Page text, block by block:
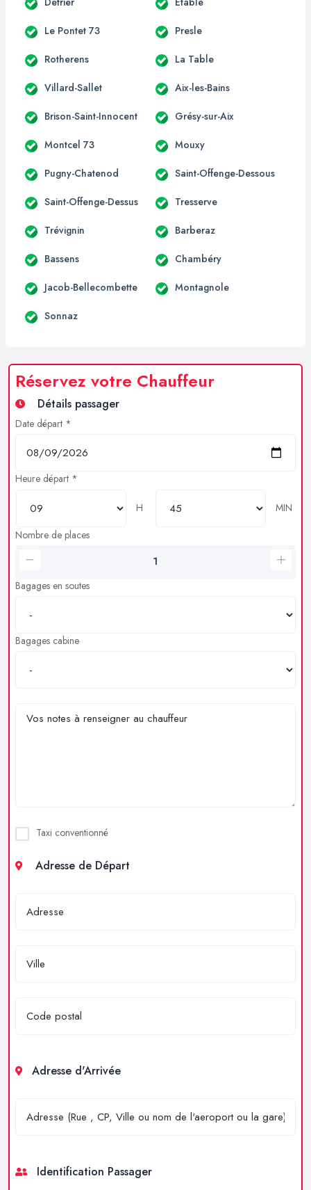
Le Pontet 73 Presle
Rotherens La Table
Villard-Sallet Aix-les-Bains
Brison-Saint-Innocent Grésy-sur-Aix
Montcel 73 Mouxy
Pugny-Chatenod Saint-Offenge-Dessous
Saint-Offenge-Dessus Tresserve
Trévignin Barberaz
Bassens Chambéry
Jacob-Bellecombette Montagnole
Sonnaz
Réservez votre Chauffeur
Détails passager
Date départ *
Heure départ *
H
MIN
Nombre de places
Bagages en soutes
Bagages cabine
Taxi conventionné
Adresse de Départ
Adresse d'Arrivée
Identification Passager